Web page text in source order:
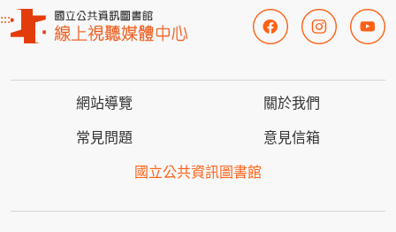
:::
網站導覽 關於我們
常見問題 意見信箱
國立公共資訊圖書館